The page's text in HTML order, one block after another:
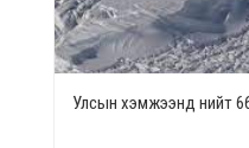
Улсын хэмжээнд нийт